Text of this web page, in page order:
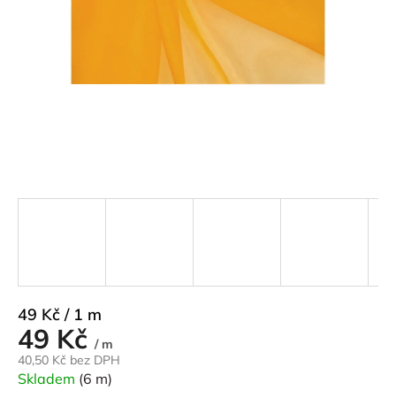
49 Kč / m
40,50 Kč bez DPH
Měrná
cena:
49 Kč / 1 m
Skladem (6 m)